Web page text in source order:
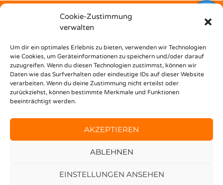
Cookie-Zustimmung
verwalten
Um dir ein optimales Erlebnis zu bieten, verwenden wir Technologien
wie Cookies, um Geräteinformationen zu speichern und/oder darauf
zuzugreifen. Wenn du diesen Technologien zustimmst, können wir
Daten wie das Surfverhalten oder eindeutige IDs auf dieser Website
verarbeiten. Wenn du deine Zustimmung nicht erteilst oder
zurückziehst, können bestimmte Merkmale und Funktionen
beeinträchtigt werden.
AKZEPTIEREN
ABLEHNEN
EINSTELLUNGEN ANSEHEN
unterstützt dich Nest Bildungsbar bei deinem Weg in den
Beruf!
DATENSCHUTZERKLÄRUNG